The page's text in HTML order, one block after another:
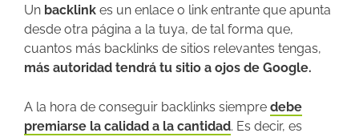
Un backlink es un enlace o link entrante que apunta
desde otra página a la tuya, de tal forma que,
cuantos más backlinks de sitios relevantes tengas,
más autoridad tendrá tu sitio a ojos de Google.
A la hora de conseguir backlinks siempre debe
premiarse la calidad a la cantidad. Es decir, es